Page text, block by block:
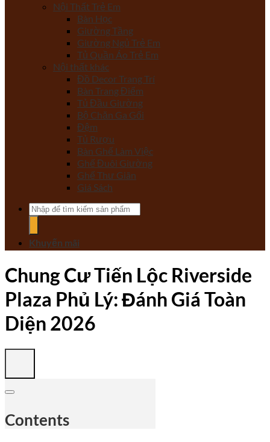
Nội Thất Trẻ Em
Bàn Học
Giường Tầng
Giường Ngủ Trẻ Em
Tủ Quần Áo Trẻ Em
Nội thất khác
Đồ Decor Trang Trí
Bàn Trang Điểm
Tủ Đầu Giường
Bộ Chăn Ga Gối
Đệm
Tủ Rượu
Bàn Ghế Làm Việc
Ghế Đuôi Giường
Ghế Thư Giãn
Giá Sách
Tìm
kiếm:
Khuyến mãi
Chung Cư Tiến Lộc Riverside
Plaza Phủ Lý: Đánh Giá Toàn
Diện 2026
Contents